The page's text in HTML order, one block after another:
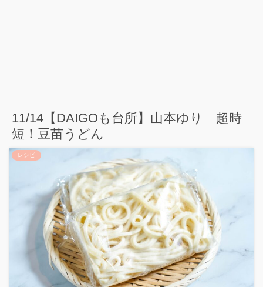
11/14【DAIGOも台所】山本ゆり「超時
短！豆苗うどん」
レシピ